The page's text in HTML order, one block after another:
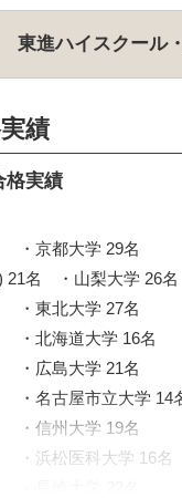
東進ハイスクール
績
実績
京都大学 29名
21名
山梨大学 26名
東北大学 27名
北海道大学 16名
広島大学 21名
名古屋市立大学 14
信州大学 19名
浜松医科大学 16名